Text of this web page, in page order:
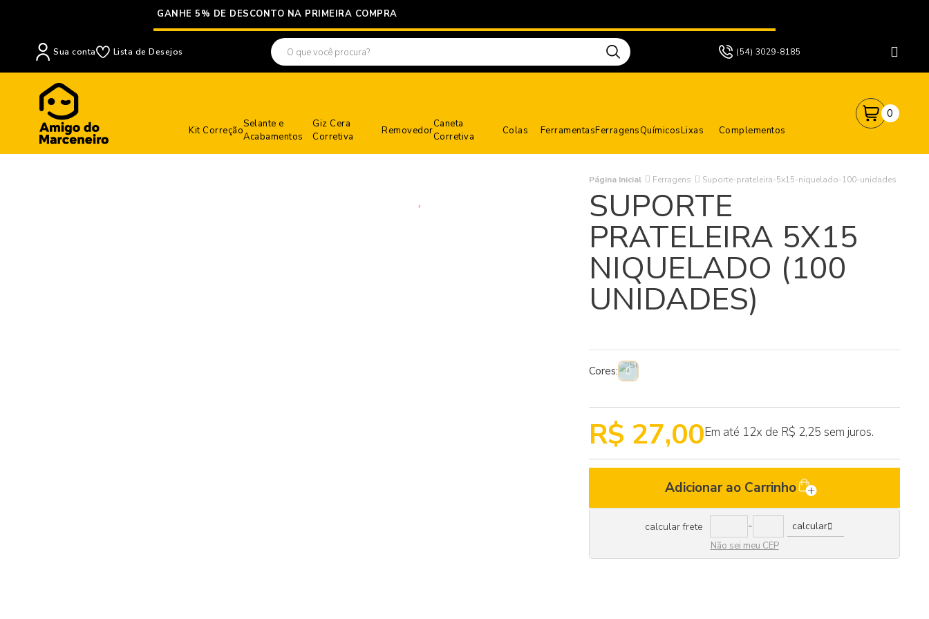
GANHE 5% DE DESCONTO NA PRIMEIRA COMPRA
Sua conta Lista de Desejos (54) 3029-8185
Kit Correção
Selante e
Acabamentos
Giz Cera
Corretiva
Removedor
Caneta
Corretiva
Colas FerramentasFerragensQuímicosLixas Complementos
0
Página Inicial Ferragens Suporte-prateleira-5x15-niquelado-100-unidades
SUPORTE
PRATELEIRA 5X15
NIQUELADO (100
UNIDADES)
Cores:
R$ 27,00Em até 12x de R$ 2,25 sem juros.
Adicionar ao Carrinho
calcular frete - calcular
Não sei meu CEP